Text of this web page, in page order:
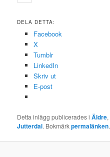
DELA DETTA:
Facebook
X
Tumblr
LinkedIn
Skriv ut
E-post
Detta inlägg publicerades iÄldre,
Jutterdal. Bokmärkpermalänken.